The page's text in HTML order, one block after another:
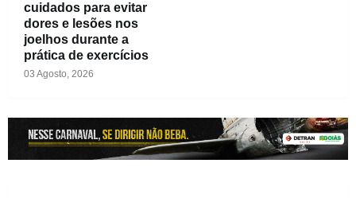
cuidados para evitar
dores e lesões nos
joelhos durante a
prática de exercícios
03 Agosto, 2026